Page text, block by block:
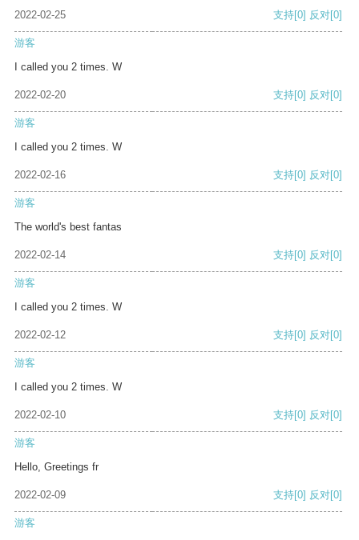
2022-02-25 支持[0] 反对[0]
游客
I called you 2 times. W
2022-02-20 支持[0] 反对[0]
游客
I called you 2 times. W
2022-02-16 支持[0] 反对[0]
游客
The world's best fantas
2022-02-14 支持[0] 反对[0]
游客
I called you 2 times. W
2022-02-12 支持[0] 反对[0]
游客
I called you 2 times. W
2022-02-10 支持[0] 反对[0]
游客
Hello, Greetings fr
2022-02-09 支持[0] 反对[0]
游客